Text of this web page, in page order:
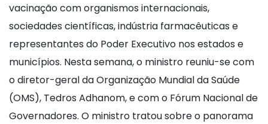
vacinação com organismos internacionais,
sociedades científicas, indústria farmacêuticas e
representantes do Poder Executivo nos estados e
municípios. Nesta semana, o ministro reuniu-se com
o diretor-geral da Organização Mundial da Saúde
(OMS), Tedros Adhanom, e com o Fórum Nacional de
Governadores. O ministro tratou sobre o panorama